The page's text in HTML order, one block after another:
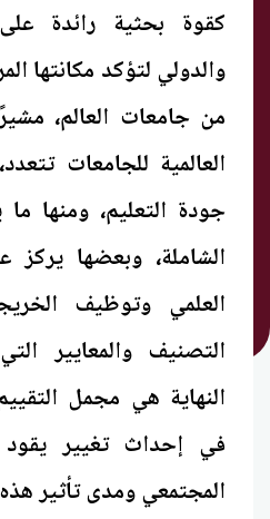
كقوة بحثية رائدة
من جامعات العالم،
العالمية للجامعات
جودة التعليم، ومنها
الشاملة، وبعضها
العلمي وتوظيف
التصنيف والمعايير
النهاية هي مجمل
في إحداث تغيير يقود
المجتمعي ومدى تأثير